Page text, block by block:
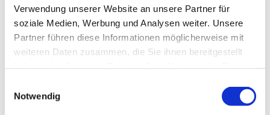
Verwendung unserer Website an unsere Partner für
soziale Medien, Werbung und Analysen weiter. Unsere
Partner führen diese Informationen möglicherweise mit
weiteren Daten zusammen, die Sie ihnen bereitgestellt
Notwendig